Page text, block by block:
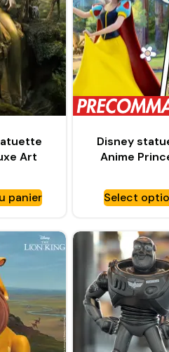
Art
panier
Disney
Anime
– IRON
Select